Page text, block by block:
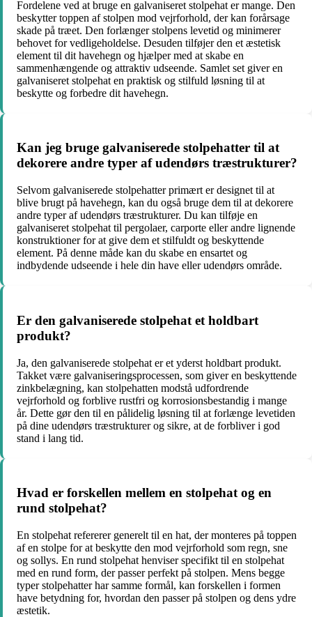
Fordelene ved at bruge en galvaniseret stolpehat er mange. Den
beskytter toppen af stolpen mod vejrforhold, der kan forårsage
skade på træet. Den forlænger stolpens levetid og minimerer
behovet for vedligeholdelse. Desuden tilføjer den et æstetisk
element til dit havehegn og hjælper med at skabe en
sammenhængende og attraktiv udseende. Samlet set giver en
galvaniseret stolpehat en praktisk og stilfuld løsning til at
beskytte og forbedre dit havehegn.
Kan jeg bruge galvaniserede stolpehatter til at
dekorere andre typer af udendørs træstrukturer?
Selvom galvaniserede stolpehatter primært er designet til at
blive brugt på havehegn, kan du også bruge dem til at dekorere
andre typer af udendørs træstrukturer. Du kan tilføje en
galvaniseret stolpehat til pergolaer, carporte eller andre lignende
konstruktioner for at give dem et stilfuldt og beskyttende
element. På denne måde kan du skabe en ensartet og
indbydende udseende i hele din have eller udendørs område.
Er den galvaniserede stolpehat et holdbart
produkt?
Ja, den galvaniserede stolpehat er et yderst holdbart produkt.
Takket være galvaniseringsprocessen, som giver en beskyttende
zinkbelægning, kan stolpehatten modstå udfordrende
vejrforhold og forblive rustfri og korrosionsbestandig i mange
år. Dette gør den til en pålidelig løsning til at forlænge levetiden
på dine udendørs træstrukturer og sikre, at de forbliver i god
stand i lang tid.
Hvad er forskellen mellem en stolpehat og en
rund stolpehat?
En stolpehat refererer generelt til en hat, der monteres på toppen
af en stolpe for at beskytte den mod vejrforhold som regn, sne
og sollys. En rund stolpehat henviser specifikt til en stolpehat
med en rund form, der passer perfekt på stolpen. Mens begge
typer stolpehatter har samme formål, kan forskellen i formen
have betydning for, hvordan den passer på stolpen og dens ydre
æstetik.